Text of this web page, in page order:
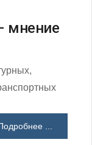
мнение
...